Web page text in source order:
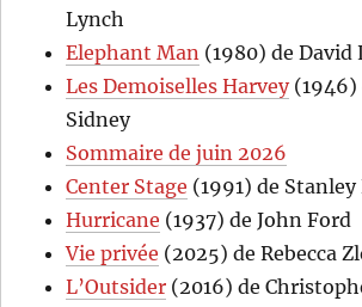
Lynch
Elephant Man (1980) de David
Les Demoiselles Harvey(1946)
Sidney
Sommaire de juin 2026
Center Stage (1991) de
Hurricane (1937) de John Ford
Vie privée (2025) de Rebecca
L’Outsider (2016) de